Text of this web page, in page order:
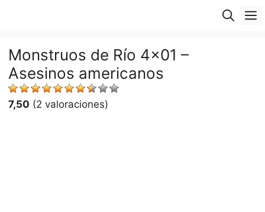
Monstruos de Río 4×01 –
Asesinos americanos
7,50 (2 valoraciones)